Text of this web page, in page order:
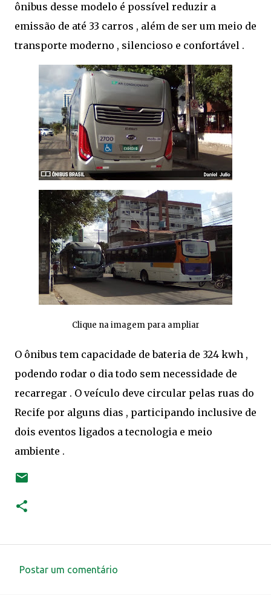
ônibus desse modelo é possível reduzir a
emissão de até 33 carros , além de ser um meio de
transporte moderno , silencioso e confortável .
Clique na imagem para ampliar
O ônibus tem capacidade de bateria de 324 kwh ,
podendo rodar o dia todo sem necessidade de
recarregar . O veículo deve circular pelas ruas do
Recife por alguns dias , participando inclusive de
dois eventos ligados a tecnologia e meio
ambiente .
Postar um comentário